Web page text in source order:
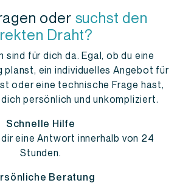
oder suchst den
Draht?
sind für dich da. Egal, ob du eine
planst, ein individuelles Angebot für
oder eine technische Frage hast,
persönlich und unkompliziert.
Schnelle Hilfe
eine Antwort innerhalb von 24
Stunden.
Beratung